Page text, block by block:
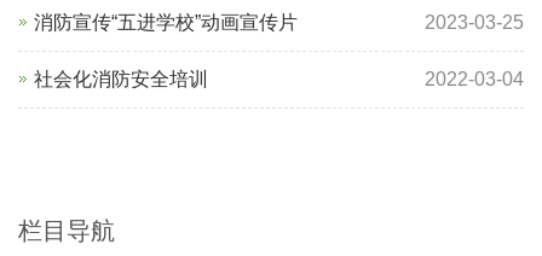
消防宣传“五进学校”动画宣传片 2023-03-25
社会化消防安全培训 2022-03-04
栏目导航